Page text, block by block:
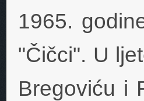
1965.
"Čičci". U
Bregoviću i